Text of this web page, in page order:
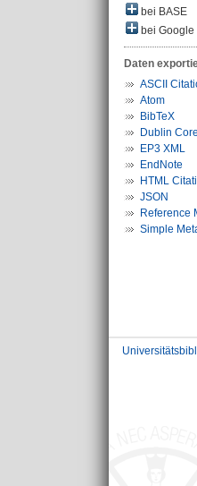
bei BASE
bei
Daten
ASCII
Atom
BibTeX
Dublin Core
EP3 XML
EndNote
HTML
JSON
Reference
Simple